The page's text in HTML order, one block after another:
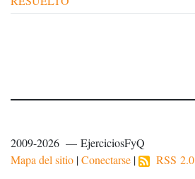
2009-2026 — EjerciciosFyQ
Mapa del sitio |Conectarse | RSS 2.0